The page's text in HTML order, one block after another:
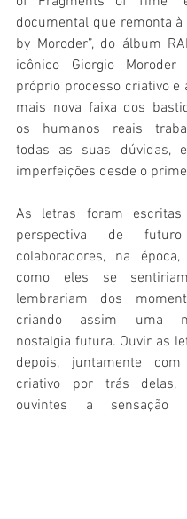
documental que remonta à
by Moroder”, do álbum
icônico Giorgio
próprio processo criativo e
mais nova faixa dos
os humanos reais
todas as suas dúvidas,
imperfeições desde o
As letras foram
perspectiva de
colaboradores, na época,
como eles se
lembrariam dos
criando assim uma
nostalgia futura. Ouvir as
depois, juntamente
criativo por trás delas,
ouvintes a sensação